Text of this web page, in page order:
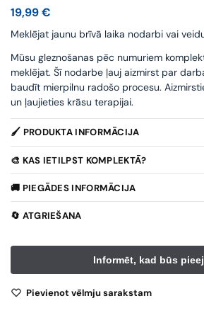
19,99€
Meklējat jaunu brīvā laika nodarbi vai
Mūsu gleznošanas pēc numuriem
meklējat. Šī nodarbe ļauj aizmirst par
baudīt mierpilnu radošo procesu.
un ļaujieties krāsu terapijai.
🖌️ PRODUKTA INFORMĀCIJA
🎨 KAS IETILPST KOMPLEKTĀ?
🚚 PIEGĀDES INFORMĀCIJA
🔄 ATGRIEŠANA
Pievienot vēlmju sarakstam